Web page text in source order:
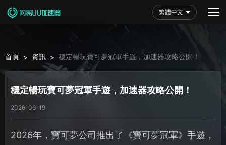
繁體中文
首頁 > 資訊 > 穩定暢玩寶可夢冠軍手遊，加速器攻略公開！
穩定暢玩寶可夢冠軍手遊，加速器攻略公開！
2026-06-19
2026年，寶可夢公司推出了《寶可夢冠軍》手遊，